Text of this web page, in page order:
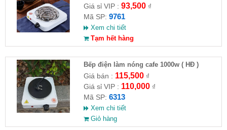
Giá sỉ VIP : 93,500₫
Mã SP: 9761
Xem chi tiết
Tạm hết hàng
Bếp điện làm nóng cafe 1000w ( HĐ )
Giá bán : 115,500₫
Giá sỉ VIP : 110,000₫
Mã SP: 6313
Xem chi tiết
Giỏ hàng